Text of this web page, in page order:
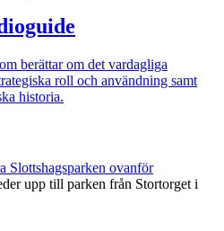
berättar om det vardagliga
roll och användning samt
historia.
Slottshagsparken ovanför
upp till parken från Stortorget i